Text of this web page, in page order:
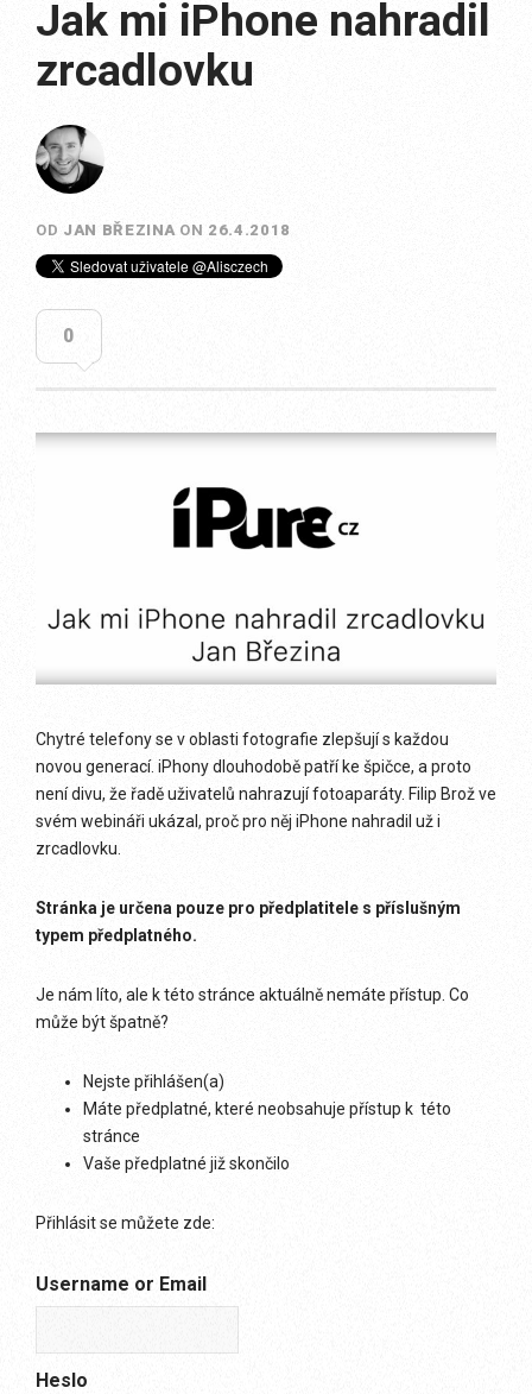
Jak mi iPhone nahradil
zrcadlovku
OD JAN BŘEZINA ON 26.4.2018
0
Chytré telefony se v oblasti fotografie zlepšují s každou
novou generací. iPhony dlouhodobě patří ke špičce, a proto
není divu, že řadě uživatelů nahrazují fotoaparáty. Filip Brož ve
svém webináři ukázal, proč pro něj iPhone nahradil už i
zrcadlovku.
Stránka je určena pouze pro předplatitele s příslušným
typem předplatného.
Je nám líto, ale k této stránce aktuálně nemáte přístup. Co
může být špatně?
Nejste přihlášen(a)
Máte předplatné, které neobsahuje přístup k této
stránce
Vaše předplatné již skončilo
Přihlásit se můžete zde:
Username or Email
Heslo